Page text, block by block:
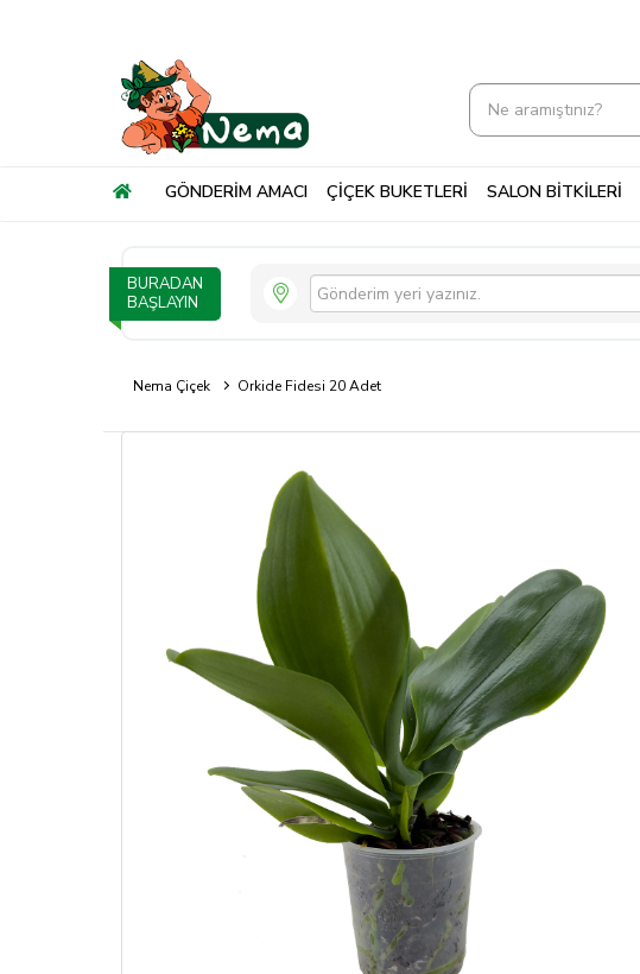
GÖNDERİM AMACI ÇİÇEK BUKETLERİ SALON BİTKİLERİ
BURADAN
BAŞLAYIN
Nema Çiçek Orkide Fidesi 20 Adet